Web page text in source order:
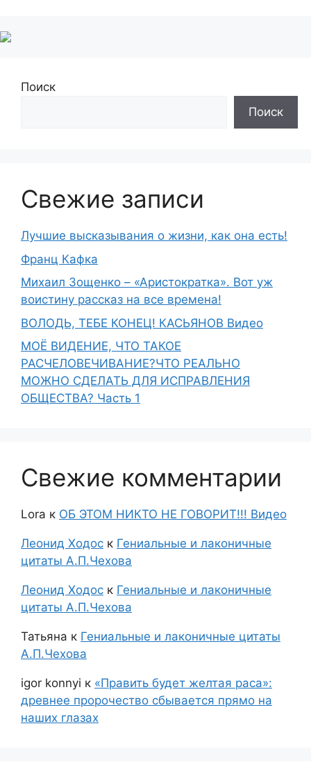
Поиск
Поиск
Свежие записи
Лучшие высказывания о жизни, как она есть!
Франц Кафка
Михаил Зощенко – «Аристократка». Вот уж
воистину рассказ на все времена!
ВОЛОДЬ, ТЕБЕ КОНЕЦ! КАСЬЯНОВ Видео
МОЁ ВИДЕНИЕ, ЧТО ТАКОЕ
РАСЧЕЛОВЕЧИВАНИЕ?ЧТО РЕАЛЬНО
МОЖНО СДЕЛАТЬ ДЛЯ ИСПРАВЛЕНИЯ
ОБЩЕСТВА? Часть 1
Свежие комментарии
Lora к ОБ ЭТОМ НИКТО НЕ ГОВОРИТ!!! Видео
Леонид Ходос к Гениальные и лаконичные
цитаты А.П.Чехова
Леонид Ходос к Гениальные и лаконичные
цитаты А.П.Чехова
Татьяна к Гениальные и лаконичные цитаты
А.П.Чехова
igor konnyi к «Править будет желтая раса»:
древнее пророчество сбывается прямо на
наших глазах